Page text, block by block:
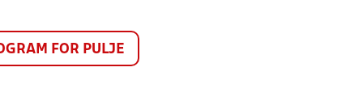
FOR PULJE